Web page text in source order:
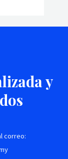
y
correo: